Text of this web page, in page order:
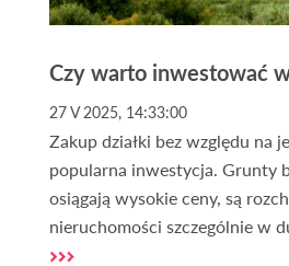
Czy warto inwestować
27 V 2025, 14:33:00
Zakup działki bez względu na
popularna inwestycja. Grunty
osiągają wysokie ceny, są
nieruchomości szczególnie w
Obecnie większość Polaków